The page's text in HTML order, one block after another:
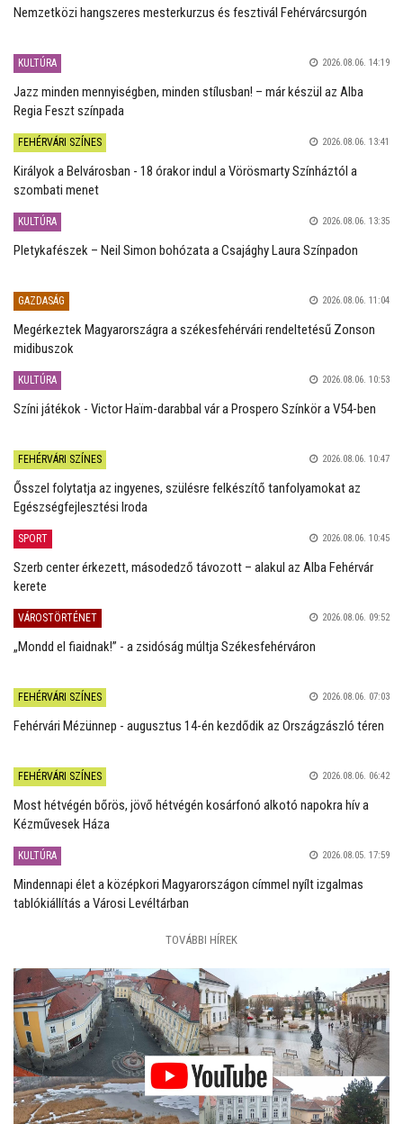
Nemzetközi hangszeres mesterkurzus és fesztivál Fehérvárcsurgón
KULTÚRA 2026.08.06. 14:19
Jazz minden mennyiségben, minden stílusban! – már készül az Alba
Regia Feszt színpada
FEHÉRVÁRI SZÍNES 2026.08.06. 13:41
Királyok a Belvárosban - 18 órakor indul a Vörösmarty Színháztól a
szombati menet
KULTÚRA 2026.08.06. 13:35
Pletykafészek – Neil Simon bohózata a Csajághy Laura Színpadon
GAZDASÁG 2026.08.06. 11:04
Megérkeztek Magyarországra a székesfehérvári rendeltetésű Zonson
midibuszok
KULTÚRA 2026.08.06. 10:53
Színi játékok - Victor Haïm-darabbal vár a Prospero Színkör a V54-ben
FEHÉRVÁRI SZÍNES 2026.08.06. 10:47
Ősszel folytatja az ingyenes, szülésre felkészítő tanfolyamokat az
Egészségfejlesztési Iroda
SPORT 2026.08.06. 10:45
Szerb center érkezett, másodedző távozott – alakul az Alba Fehérvár
kerete
VÁROSTÖRTÉNET 2026.08.06. 09:52
„Mondd el fiaidnak!” - a zsidóság múltja Székesfehérváron
FEHÉRVÁRI SZÍNES 2026.08.06. 07:03
Fehérvári Mézünnep - augusztus 14-én kezdődik az Országzászló téren
FEHÉRVÁRI SZÍNES 2026.08.06. 06:42
Most hétvégén bőrös, jövő hétvégén kosárfonó alkotó napokra hív a
Kézművesek Háza
KULTÚRA 2026.08.05. 17:59
Mindennapi élet a középkori Magyarországon címmel nyílt izgalmas
tablókiállítás a Városi Levéltárban
TOVÁBBI HÍREK